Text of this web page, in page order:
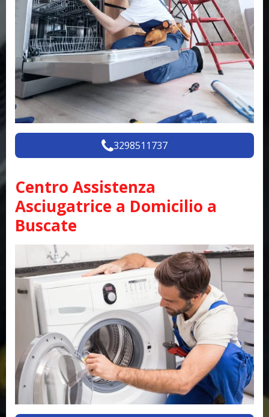
3298511737
Centro Assistenza
Asciugatrice a Domicilio a
Buscate